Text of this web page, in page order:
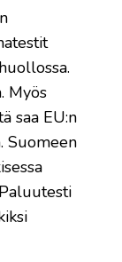
Myös
saa EU:n
Suomeen